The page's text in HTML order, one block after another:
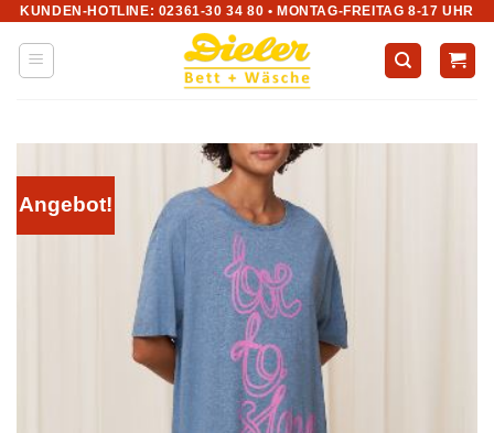
Zum
Inhalt
springen
KUNDEN-HOTLINE: 02361-30 34 80 • MONTAG-FREITAG 8-17 UHR
Angebot!